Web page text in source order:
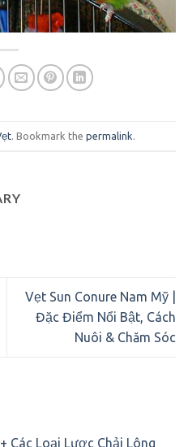
. Bookmark the permalink.
Vẹt Sun Conure Nam Mỹ |
Đặc Điểm Nổi Bật, Cách
Nuôi & Chăm Sóc
Các Loại Lược Chải Lông